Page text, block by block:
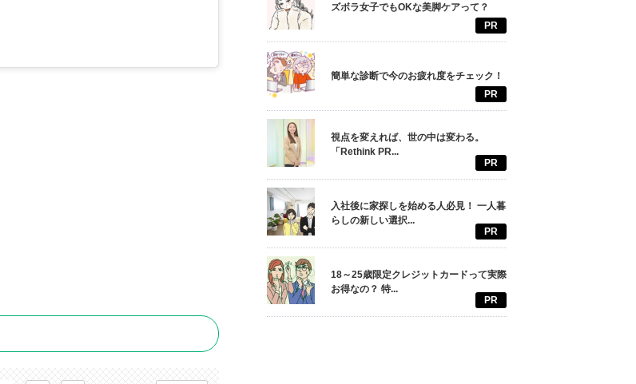
ズボラ女子でもOKな美脚ケアって？
PR
簡単な診断で今のお疲れ度をチェック！
PR
視点を変えれば、世の中は変わる。
「Rethink PR...
PR
入社後に家探しを始める人必見！ 一人暮
らしの新しい選択...
PR
18～25歳限定クレジットカードって実際
お得なの？ 特...
PR